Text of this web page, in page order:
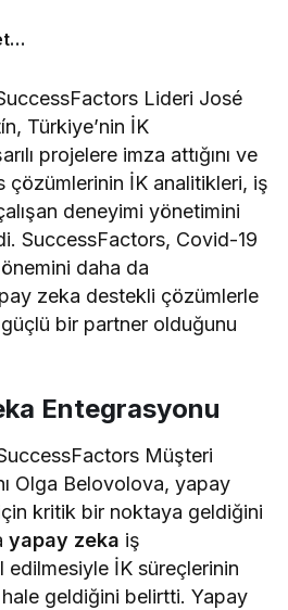
Lideri José
Türkiye’nin İK
projelere imza attığını ve
çözümlerinin İK analitikleri, iş
deneyimi yönetimini
SuccessFactors, Covid-19
önemini daha da
zeka destekli çözümlerle
bir partner olduğunu
Entegrasyonu
Müşteri
Olga Belovolova, yapay
kritik bir noktaya geldiğini
yapay zeka iş
edilmesiyle İK süreçlerinin
hale geldiğini belirtti. Yapay